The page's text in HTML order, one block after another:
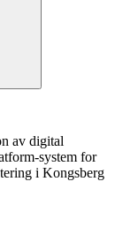
av digital
system for
i Kongsberg